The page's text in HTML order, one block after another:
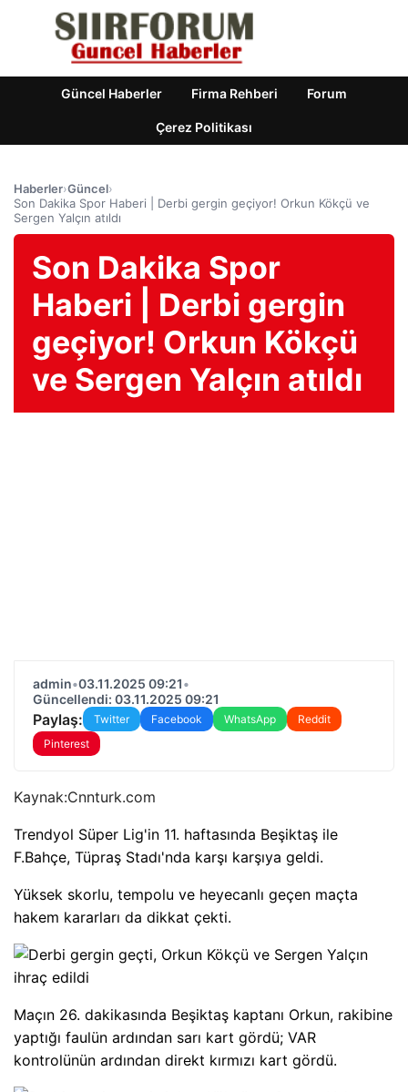
Güncel Haberler Firma Rehberi Forum
Çerez Politikası
Haberler›Güncel›
Son Dakika Spor Haberi | Derbi gergin geçiyor! Orkun Kökçü ve
Sergen Yalçın atıldı
Son Dakika Spor
Haberi | Derbi gergin
geçiyor! Orkun Kökçü
ve Sergen Yalçın atıldı
admin•03.11.2025 09:21•
Güncellendi: 03.11.2025 09:21
Paylaş: Twitter Facebook WhatsApp
Reddit
Pinterest
Kaynak:Cnnturk.com
Trendyol Süper Lig'in 11. haftasında Beşiktaş ile
F.Bahçe, Tüpraş Stadı'nda karşı karşıya geldi.
Yüksek skorlu, tempolu ve heyecanlı geçen maçta
hakem kararları da dikkat çekti.
Maçın 26. dakikasında Beşiktaş kaptanı Orkun, rakibine
yaptığı faulün ardından sarı kart gördü; VAR
kontrolünün ardından direkt kırmızı kart gördü.